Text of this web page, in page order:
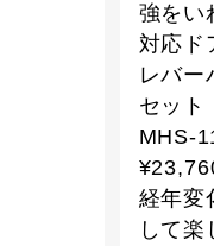
強をい
対応ド
レバー
セット
MHS-
経年変
して